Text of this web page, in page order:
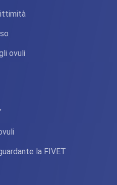
ovuli
la FIVET